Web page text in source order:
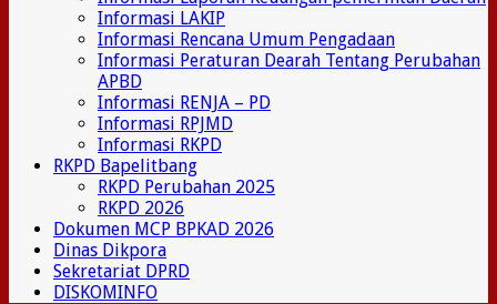
Informasi LAKIP
Informasi Rencana Umum Pengadaan
Informasi Peraturan Dearah Tentang Perubahan
APBD
Informasi RENJA – PD
Informasi RPJMD
Informasi RKPD
RKPD Bapelitbang
RKPD Perubahan 2025
RKPD 2026
Dokumen MCP BPKAD 2026
Dinas Dikpora
Sekretariat DPRD
DISKOMINFO